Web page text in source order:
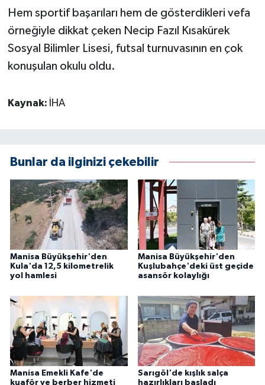
Hem sportif başarıları hem de gösterdikleri vefa
örneğiyle dikkat çeken Necip Fazıl Kısakürek
Sosyal Bilimler Lisesi, futsal turnuvasının en çok
konuşulan okulu oldu.
Kaynak: İHA
Bunlar da ilginizi çekebilir
Manisa Büyükşehir'den
Kula'da 12,5 kilometrelik
yol hamlesi
Manisa Büyükşehir'den
Kuşlubahçe'deki üst geçide
asansör kolaylığı
Manisa Emekli Kafe'de
kuaför ve berber hizmeti
Sarıgöl'de kışlık salça
hazırlıkları başladı